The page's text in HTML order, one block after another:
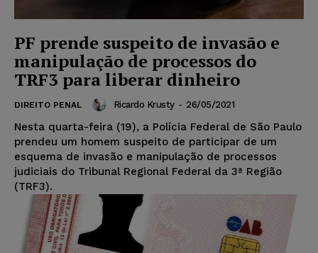
PF prende suspeito de invasão e
manipulação de processos do
TRF3 para liberar dinheiro
DIREITO PENAL Ricardo Krusty - 26/05/2021
Nesta quarta-feira (19), a Polícia Federal de São Paulo
prendeu um homem suspeito de participar de um
esquema de invasão e manipulação de processos
judiciais do Tribunal Regional Federal da 3ª Região
(TRF3).